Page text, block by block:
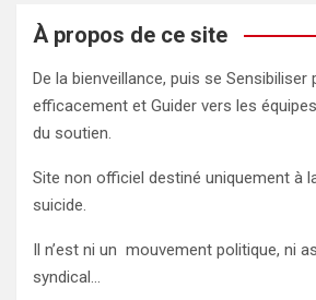
À propos de ce site
De la bienveillance, puis se Sensibiliser
efficacement et Guider vers les
du soutien.
Site non officiel destiné uniquement à
suicide.
Il n’est ni un mouvement politique, ni
syndical…